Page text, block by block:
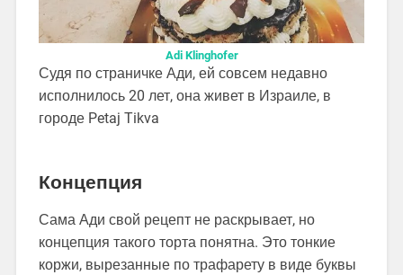
Adi Klinghofer
Судя по страничке Ади, ей совсем недавно
исполнилось 20 лет, она живет в Израиле, в
городе Petaj Tikva
Концепция
Сама Ади свой рецепт не раскрывает, но
концепция такого торта понятна. Это тонкие
коржи, вырезанные по трафарету в виде буквы